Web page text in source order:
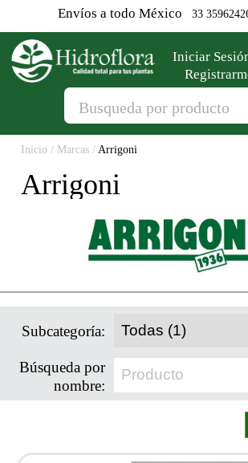
Envíos a todo México 33
Iniciar
Inicio /Marcas /Arrigoni
Arrigoni
Subcategoría:
Búsqueda por
nombre: